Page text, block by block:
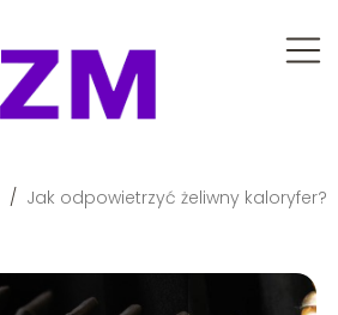
/ Jak odpowietrzyć żeliwny kaloryfer?